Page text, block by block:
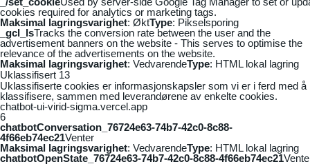
cookies required for analytics or marketing tags.
Maksimal lagringsvarighet: ØktType: Pikselsporing
_gcl_lsTracks the conversion rate between the user and the
advertisement banners on the website - This serves to optimise the
relevance of the advertisements on the website.
Maksimal lagringsvarighet: VedvarendeType: HTML lokal lagring
Uklassifisert 13
Uklassifiserte cookies er informasjonskapsler som vi er i ferd med å
klassifisere, sammen med leverandørene av enkelte cookies.
chatbot-ui-virid-sigma.vercel.app
6
chatbotConversation_76724e63-74b7-42c0-8c88-
4f66eb74ec21Venter
Maksimal lagringsvarighet: VedvarendeType: HTML lokal lagring
chatbotOpenState_76724e63-74b7-42c0-8c88-4f66eb74ec21